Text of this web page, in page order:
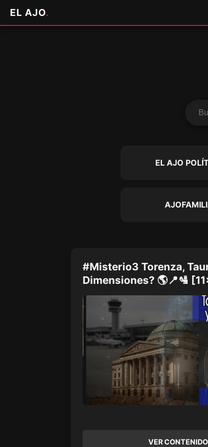
EL AJO.
EL AJO
#Misterio3 Torenza,
Dimensiones? 🌎📍🛂
VER